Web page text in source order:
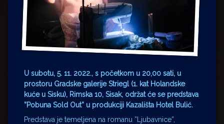
U subotu, 5. 11. 2022., s početkom u 20,00 sati, u
prostoru Gradske galerije Striegl (1. kat Holandske
kuće u Sisku), Rimska 10, Sisak, održat će se predstava
”Pobuna Sold Out” u produkciji Kazališta Hotel Bulić.
Predstava je temeljena na romanu ”Ljubavnice”,